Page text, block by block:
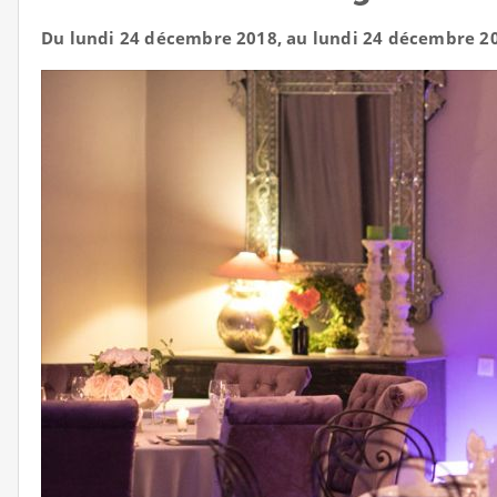
Du lundi 24 décembre 2018, au lundi 24 décembre